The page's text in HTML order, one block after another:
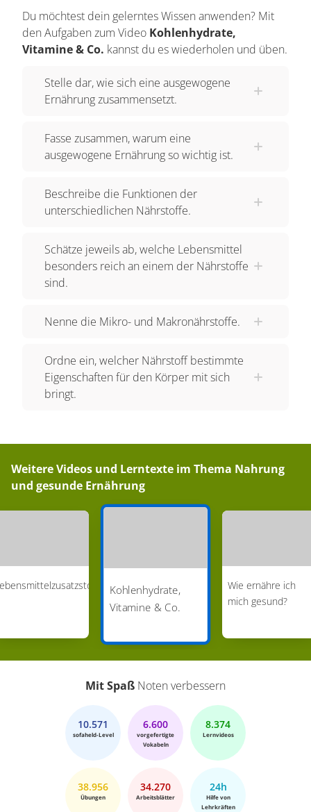
Du möchtest dein gelerntes Wissen anwenden? Mit
den Aufgaben zum Video Kohlenhydrate,
Vitamine & Co. kannst du es wiederholen und üben.
Stelle dar, wie sich eine ausgewogene
Ernährung zusammensetzt.
Fasse zusammen, warum eine
ausgewogene Ernährung so wichtig ist.
Beschreibe die Funktionen der
unterschiedlichen Nährstoffe.
Schätze jeweils ab, welche Lebensmittel
besonders reich an einem der Nährstoffe
sind.
Nenne die Mikro- und Makronährstoffe.
Ordne ein, welcher Nährstoff bestimmte
Eigenschaften für den Körper mit sich
bringt.
Weitere Videos und Lerntexte im Thema Nahrung
und gesunde Ernährung
Kohlenhydrate,
Vitamine & Co.
Wie ernähre ich
mich gesund?
Mit Spaß Noten verbessern
10.571
sofaheld-Level
6.600
vorgefertigte
Vokabeln
8.374
Lernvideos
38.956
Übungen
34.270
Arbeitsblätter
24h
Hilfe von
Lehrkräften